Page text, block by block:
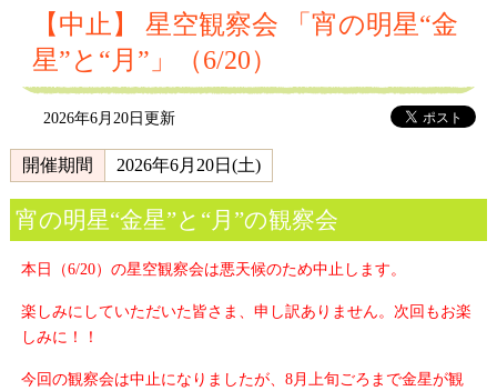
【中止】 星空観察会 「宵の明星“金
星”と“月”」（6/20）
2026年6月20日更新
開催期間 2026年6月20日(土)
宵の明星“金星”と“月”の観察会
本日（6/20）の星空観察会は悪天候のため中止します。
楽しみにしていただいた皆さま、申し訳ありません。次回もお楽
しみに！！
今回の観察会は中止になりましたが、8月上旬ごろまで金星が観